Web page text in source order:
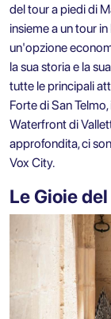
deltour a piedi di
insieme a un tour
un'opzione
la sua storia e la
tutte le principali
Forte di San
Waterfront di
approfondita, ci
Vox City.
Le Gioie